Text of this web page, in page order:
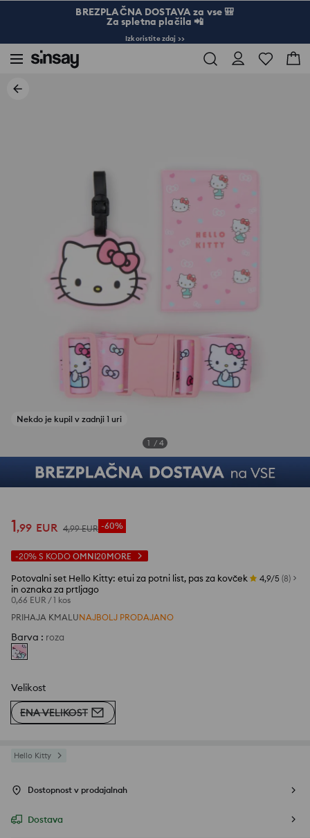
BREZPLAČNA DOSTAVA za vse 🎒
Za spletna plačila 📲
Izkoristite zdaj >>
Nekdo je kupil v zadnji 1 uri
1 / 4
1,99 EUR 4,99 EUR -60%
-20% S KODO OMNI20MORE
Potovalni set Hello Kitty: etui za potni list, pas za kovček
in oznaka za prtljago
0,66 EUR /1 kos
4,9/5 (8)
PRIHAJA KMALUNAJBOLJ PRODAJANO
Barva : roza
Velikost
ENA VELIKOST
Hello Kitty
Dostopnost v prodajalnah
Dostava